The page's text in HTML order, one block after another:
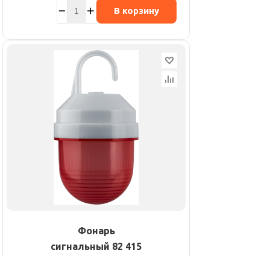
В корзину
Фонарь
сигнальный 82 415